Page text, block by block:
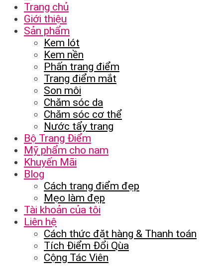
Trang chủ
Giới thiệu
Sản phẩm
Kem lót
Kem nền
Phấn trang điểm
Trang điểm mắt
Son môi
Chăm sóc da
Chăm sóc cơ thể
Nước tẩy trang
Bộ Trang Điểm
Mỹ phẩm cho nam
Khuyến Mãi
Blog
Cách trang điểm đẹp
Mẹo làm đẹp
Tài khoản của tôi
Liên hệ
Cách thức đặt hàng & Thanh toán
Tích Điểm Đổi Qùa
Cộng Tác Viên